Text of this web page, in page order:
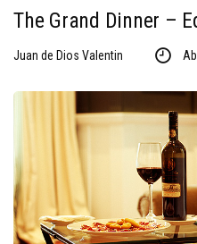
The Grand Dinner –
Juan de Dios Valentin